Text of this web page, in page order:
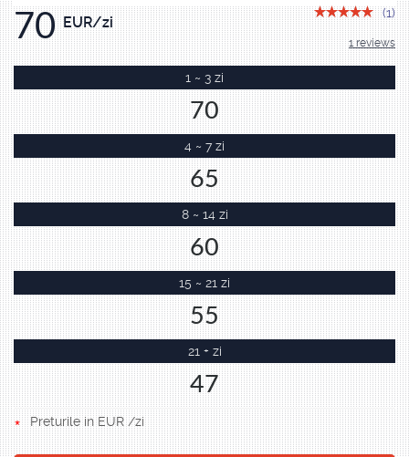
70 EUR/zi
(1)
1 reviews
1 ~ 3 zi
70
4 ~ 7 zi
65
8 ~ 14 zi
60
15 ~ 21 zi
55
21 + zi
47
Preturile in EUR /zi